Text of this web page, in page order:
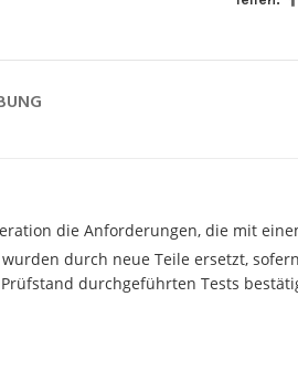
die Anforderungen, die mit
durch neue Teile ersetzt,
durchgeführten Tests